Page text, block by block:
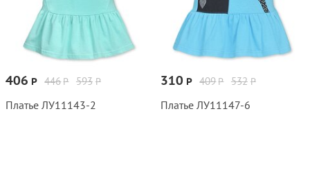
593 Р
446Р
406 Р
Платье ЛУ11143‑2
532 Р
409Р
310 Р
Платье ЛУ11147‑6